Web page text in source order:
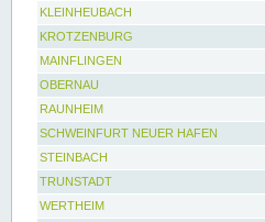
KLEINHEUBACH
KROTZENBURG
MAINFLINGEN
OBERNAU
RAUNHEIM
SCHWEINFURT NEUER HAFEN
STEINBACH
TRUNSTADT
WERTHEIM